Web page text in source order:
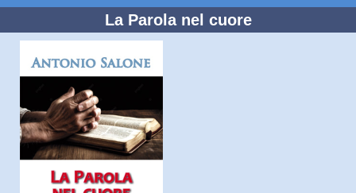
La Parola nel cuore